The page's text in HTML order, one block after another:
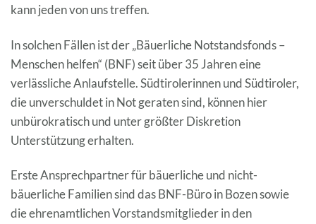
kann jeden von uns treffen.
In solchen Fällen ist der „Bäuerliche Notstandsfonds –
Menschen helfen“ (BNF) seit über 35 Jahren eine
verlässliche Anlaufstelle. Südtirolerinnen und Südtiroler,
die unverschuldet in Not geraten sind, können hier
unbürokratisch und unter größter Diskretion
Unterstützung erhalten.
Erste Ansprechpartner für bäuerliche und nicht-
bäuerliche Familien sind das BNF-Büro in Bozen sowie
die ehrenamtlichen Vorstandsmitglieder in den